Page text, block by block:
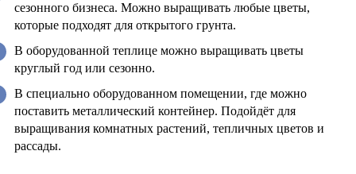
сезонного бизнеса. Можно выращивать любые цветы,
которые подходят для открытого грунта.
В оборудованной теплице можно выращивать цветы
круглый год или сезонно.
В специально оборудованном помещении, где можно
поставить металлический контейнер. Подойдёт для
выращивания комнатных растений, тепличных цветов и
рассады.